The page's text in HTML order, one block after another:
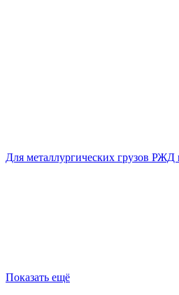
Для металлургических грузов РЖД
Показать ещё